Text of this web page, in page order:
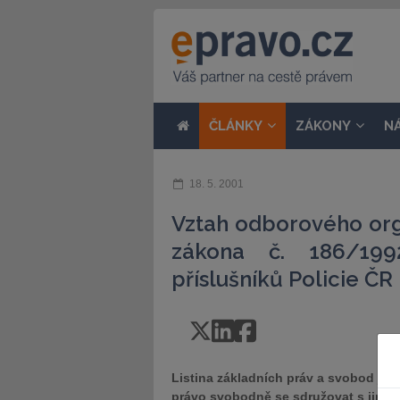
ČLÁNKY ZÁKONY
18. 5. 2001
Vztah odborového
zákona č. 186/
příslušníků Policie ČR
Listina základních práv a svobod
právo svobodně se sdružovat s